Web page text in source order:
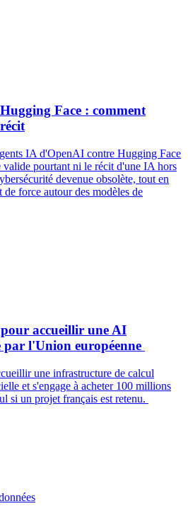
Face : comment
IA d'OpenAI contre Hugging Face
pourtant ni le récit d'une IA hors
devenue obsolète, tout en
force autour des modèles de
accueillir une AI
par l'Union européenne
une infrastructure de calcul
et s'engage à acheter 100 millions
si un projet français est retenu.